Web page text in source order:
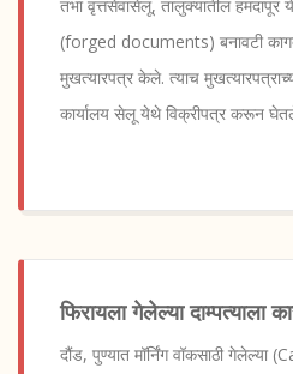
तभा वृत्तसेवासेलू, तालुक्यातील
(forged documents) बनावटी
मुखत्यारपत्र केले. त्याच
कार्यालय सेलू येथे विक्रीपत्र करून
फिरायला गेलेल्या दाम्पत्याला
दौंड, पुण्यात मॉर्निंग वॉकसाठी गेलेल्या